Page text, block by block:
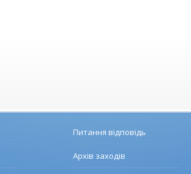
Питання відповідь
Архів заходів